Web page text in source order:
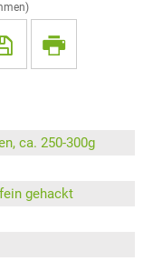
ca. 250-300g
gehackt